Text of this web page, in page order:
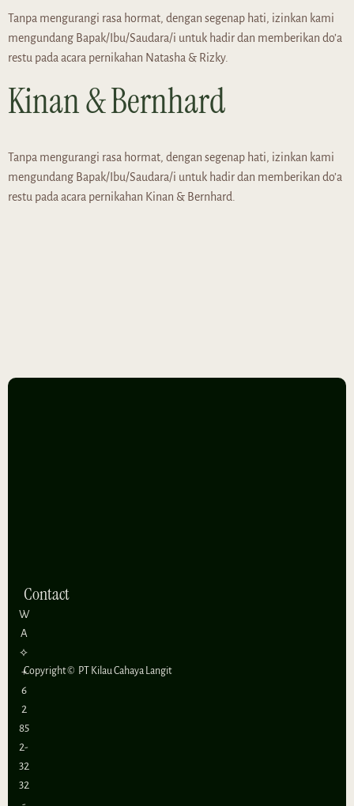
Tanpa mengurangi rasa hormat, dengan segenap hati, izinkan kami
mengundang Bapak/Ibu/Saudara/i untuk hadir dan memberikan do’a
restu pada acara pernikahan Natasha & Rizky.
Kinan & Bernhard
Tanpa mengurangi rasa hormat, dengan segenap hati, izinkan kami
mengundang Bapak/Ibu/Saudara/i untuk hadir dan memberikan do’a
restu pada acara pernikahan Kinan & Bernhard.
Copyright © PT Kilau Cahaya Langit
Contact
W
A
⟡
+
6
2
85
2-
32
32